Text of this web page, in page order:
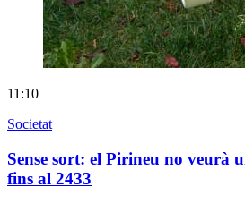
11:10
Societat
Sense sort: el Pirineu no veurà
fins al 2433